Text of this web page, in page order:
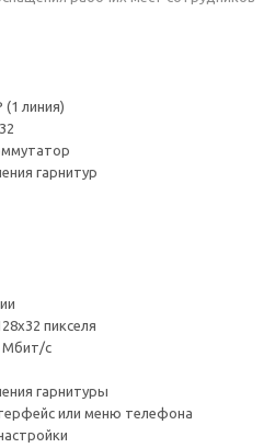
линия)
гарнитур
пикселя
Мбит/с
гарнитуры
или меню телефона